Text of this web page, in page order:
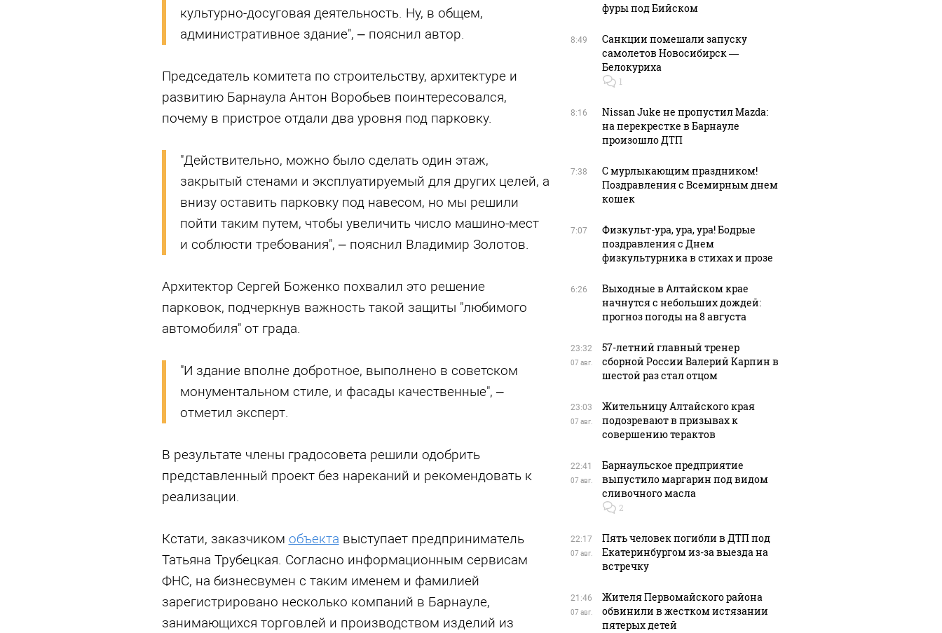
культурно-досуговая деятельность. Ну, в общем,
административное здание", – пояснил автор.
Председатель комитета по строительству, архитектуре и
развитию Барнаула Антон Воробьев поинтересовался,
почему в пристрое отдали два уровня под парковку.
"Действительно, можно было сделать один этаж,
закрытый стенами и эксплуатируемый для других целей, а
внизу оставить парковку под навесом, но мы решили
пойти таким путем, чтобы увеличить число машино-мест
и соблюсти требования", – пояснил Владимир Золотов.
Архитектор Сергей Боженко похвалил это решение
парковок, подчеркнув важность такой защиты "любимого
автомобиля" от града.
"И здание вполне добротное, выполнено в советском
монументальном стиле, и фасады качественные", –
отметил эксперт.
В результате члены градосовета решили одобрить
представленный проект без нареканий и рекомендовать к
реализации.
Кстати, заказчиком объекта выступает предприниматель
Татьяна Трубецкая. Согласно информационным сервисам
ФНС, на бизнесвумен с таким именем и фамилией
зарегистрировано несколько компаний в Барнауле,
занимающихся торговлей и производством изделий из
фуры под Бийском
8:49
Санкции помешали запуску
самолетов Новосибирск —
Белокуриха
1
8:16
Nissan Juke не пропустил Mazda:
на перекрестке в Барнауле
произошло ДТП
7:38
С мурлыкающим праздником!
Поздравления с Всемирным днем
кошек
7:07
Физкульт-ура, ура, ура! Бодрые
поздравления с Днем
физкультурника в стихах и прозе
6:26
Выходные в Алтайском крае
начнутся с небольших дождей:
прогноз погоды на 8 августа
23:32
07 авг.
57-летний главный тренер
сборной России Валерий Карпин в
шестой раз стал отцом
23:03
07 авг.
Жительницу Алтайского края
подозревают в призывах к
совершению терактов
22:41
07 авг.
Барнаульское предприятие
выпустило маргарин под видом
сливочного масла
2
22:17
07 авг.
Пять человек погибли в ДТП под
Екатеринбургом из-за выезда на
встречку
21:46
07 авг.
Жителя Первомайского района
обвинили в жестком истязании
пятерых детей